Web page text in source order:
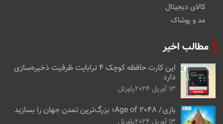
کالای دیجیتال
مد و پوشاک
مطالب اخیر
این کارت حافظه کوچک ۴ ترابایت ظرفیت ذخیره‌سازی
دارد
13 آوریل 2024 پاورتل
بازی/ Age of 2048؛ بزرگ‌ترین تمدن جهان را بسازید